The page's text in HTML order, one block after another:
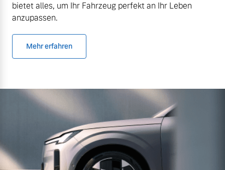
bietet alles, um Ihr Fahrzeug perfekt an Ihr Leben
anzupassen.
Mehr erfahren